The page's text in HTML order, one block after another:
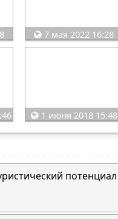
7 мая 2022 16:28
1 июня 2018 15:48
потенциал